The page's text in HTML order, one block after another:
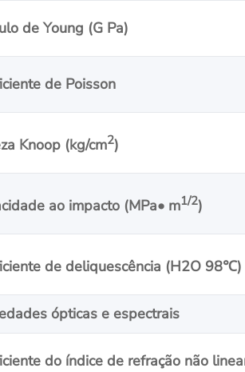
de Young (G Pa)
de Poisson
Knoop (kg/cm2)
ao impacto (MPa• m1/2)
de deliquescência (H2O 98℃)
ópticas e espectrais
do índice de refração não